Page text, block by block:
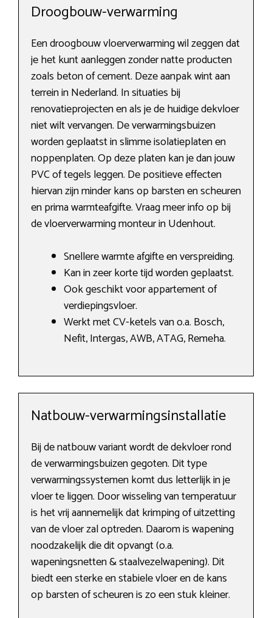
Droogbouw-verwarming
Een droogbouw vloerverwarming wil zeggen dat
je het kunt aanleggen zonder natte producten
zoals beton of cement. Deze aanpak wint aan
terrein in Nederland. In situaties bij
renovatieprojecten en als je de huidige dekvloer
niet wilt vervangen. De verwarmingsbuizen
worden geplaatst in slimme isolatieplaten en
noppenplaten. Op deze platen kan je dan jouw
PVC of tegels leggen. De positieve effecten
hiervan zijn minder kans op barsten en scheuren
en prima warmteafgifte. Vraag meer info op bij
de vloerverwarming monteur in Udenhout.
Snellere warmte afgifte en verspreiding.
Kan in zeer korte tijd worden geplaatst.
Ook geschikt voor appartement of
verdiepingsvloer.
Werkt met CV-ketels van o.a. Bosch,
Nefit, Intergas, AWB, ATAG, Remeha.
Natbouw-verwarmingsinstallatie
Bij de natbouw variant wordt de dekvloer rond
de verwarmingsbuizen gegoten. Dit type
verwarmingssystemen komt dus letterlijk in je
vloer te liggen. Door wisseling van temperatuur
is het vrij aannemelijk dat krimping of uitzetting
van de vloer zal optreden. Daarom is wapening
noodzakelijk die dit opvangt (o.a.
wapeningsnetten & staalvezelwapening). Dit
biedt een sterke en stabiele vloer en de kans
op barsten of scheuren is zo een stuk kleiner.